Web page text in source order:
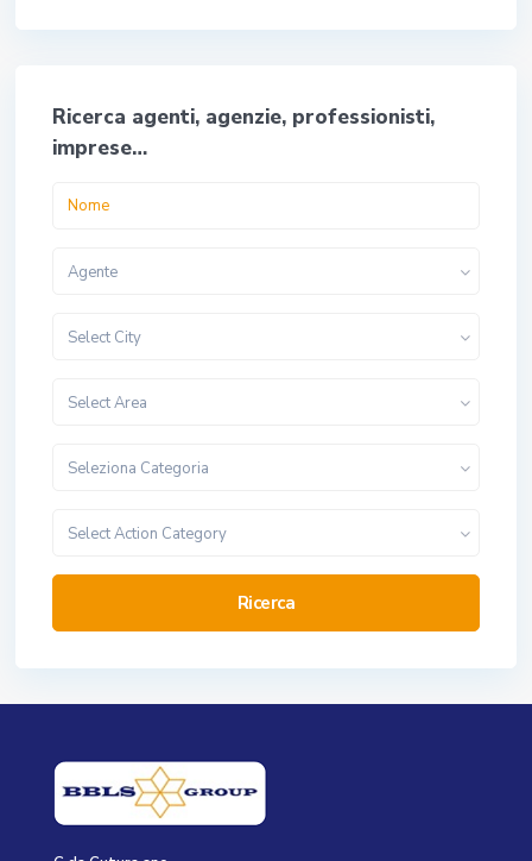
Ricerca agenti, agenzie, professionisti,
imprese…
Agente
Select City
Select Area
Seleziona Categoria
Select Action Category
Ricerca